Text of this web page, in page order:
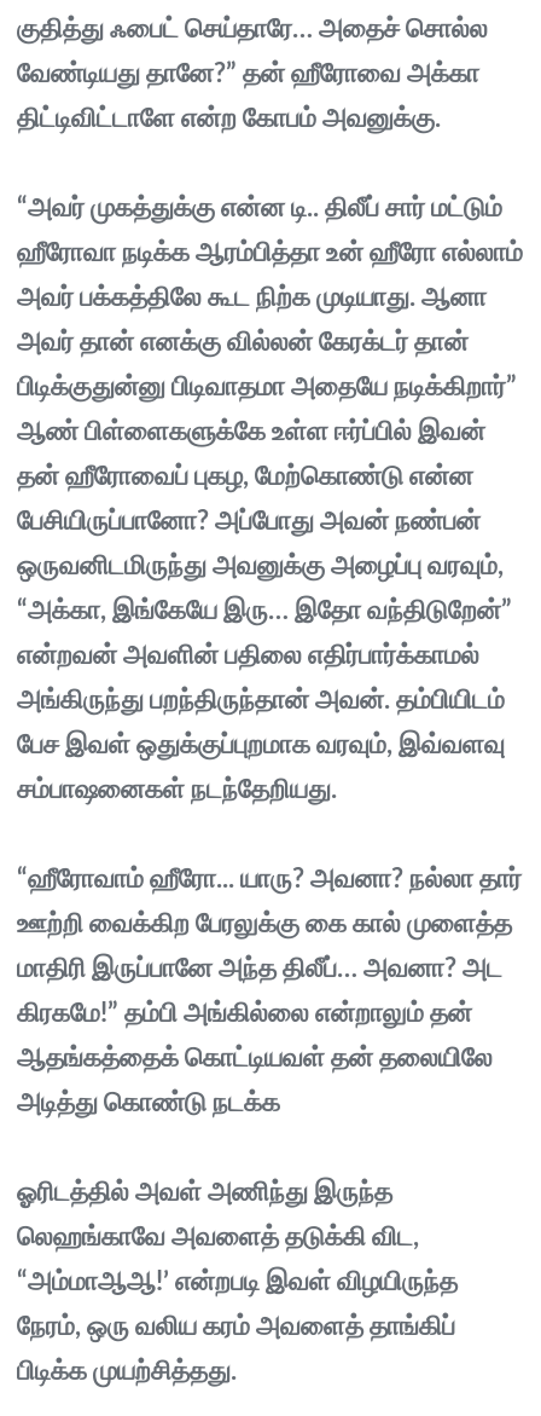
குதித்து ஃபைட் செய்தாரே… அதைச் சொல்ல
வேண்டியது தானே?” தன் ஹீரோவை அக்கா
திட்டிவிட்டாளே என்ற கோபம் அவனுக்கு.
“அவர் முகத்துக்கு என்ன டி.. திலீப் சார் மட்டும்
ஹீரோவா நடிக்க ஆரம்பித்தா உன் ஹீரோ எல்லாம்
அவர் பக்கத்திலே கூட நிற்க முடியாது. ஆனா
அவர் தான் எனக்கு வில்லன் கேரக்டர் தான்
பிடிக்குதுன்னு பிடிவாதமா அதையே நடிக்கிறார்”
ஆண் பிள்ளைகளுக்கே உள்ள ஈர்ப்பில் இவன்
தன் ஹீரோவைப் புகழ, மேற்கொண்டு என்ன
பேசியிருப்பானோ? அப்போது அவன் நண்பன்
ஒருவனிடமிருந்து அவனுக்கு அழைப்பு வரவும்,
“அக்கா, இங்கேயே இரு… இதோ வந்திடுறேன்”
என்றவன் அவளின் பதிலை எதிர்பார்க்காமல்
அங்கிருந்து பறந்திருந்தான் அவன். தம்பியிடம்
பேச இவள் ஒதுக்குப்புறமாக வரவும், இவ்வளவு
சம்பாஷனைகள் நடந்தேறியது.
“ஹீரோவாம் ஹீரோ... யாரு? அவனா? நல்லா தார்
ஊற்றி வைக்கிற பேரலுக்கு கை கால் முளைத்த
மாதிரி இருப்பானே அந்த திலீப்… அவனா? அட
கிரகமே!” தம்பி அங்கில்லை என்றாலும் தன்
ஆதங்கத்தைக் கொட்டியவள் தன் தலையிலே
அடித்து கொண்டு நடக்க
ஓரிடத்தில் அவள் அணிந்து இருந்த
லெஹங்காவே அவளைத் தடுக்கி விட,
“அம்மாஆஆ!’ என்றபடி இவள் விழயிருந்த
நேரம், ஒரு வலிய கரம் அவளைத் தாங்கிப்
பிடிக்க முயற்சித்தது.